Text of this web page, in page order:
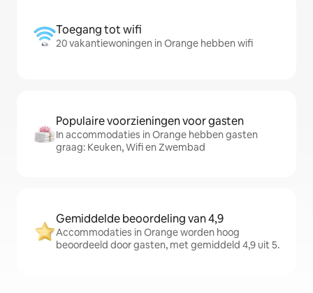
Toegang tot wifi
20 vakantiewoningen in Orange hebben wifi
Populaire voorzieningen voor gasten
In accommodaties in Orange hebben gasten
graag: Keuken, Wifi en Zwembad
Gemiddelde beoordeling van 4,9
Accommodaties in Orange worden hoog
beoordeeld door gasten, met gemiddeld 4,9 uit 5.